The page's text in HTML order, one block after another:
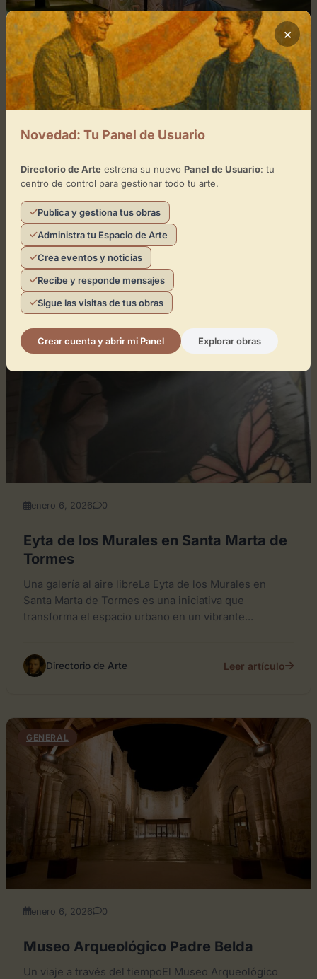
Explora el arte urbano de Santa Marta de TormesEsta
Santa Marta de Tormes en un...
Directorio de Arte
GENERAL
enero 6, 2026 0
Eyta de los Murales en Santa Marta de
Tormes
Una galería al aire libreLa Eyta de los Murales en
Santa Marta de Tormes es una iniciativa que
transforma el espacio urbano en un vibrante...
Directorio de Arte Leer artículo
GENERAL
enero 6, 2026 0
Museo Arqueológico Padre Belda
Un viaje a través del tiempoEl Museo Arqueológico
×
Novedad: Tu Panel de Usuario
Directorio de Arteestrena su nuevo Panel de Usuario: tu
centro de control para gestionar todo tu arte.
Publica y gestiona tus obras
Administra tu Espacio de Arte
Crea eventos y noticias
Recibe y responde mensajes
Sigue las visitas de tus obras
Crear cuenta y abrir mi Panel Explorar obras